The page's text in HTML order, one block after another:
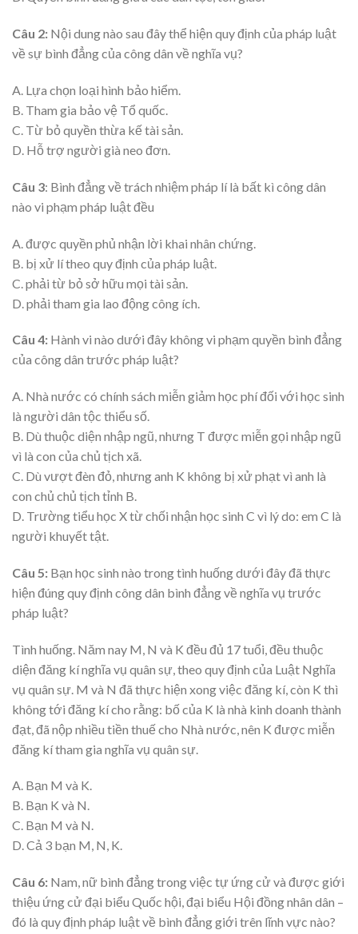
Câu 2: Nội dung nào sau đây thể hiện quy định của pháp luật
về sự bình đẳng của công dân về nghĩa vụ?
A. Lựa chọn loại hình bảo hiểm.
B. Tham gia bảo vệ Tổ quốc.
C. Từ bỏ quyền thừa kế tài sản.
D. Hỗ trợ người già neo đơn.
Câu 3: Bình đẳng về trách nhiệm pháp lí là bất kì công dân
nào vi phạm pháp luật đều
A. được quyền phủ nhận lời khai nhân chứng.
B. bị xử lí theo quy định của pháp luật.
C. phải từ bỏ sở hữu mọi tài sản.
D. phải tham gia lao động công ích.
Câu 4: Hành vi nào dưới đây không vi phạm quyền bình đẳng
của công dân trước pháp luật?
A. Nhà nước có chính sách miễn giảm học phí đối với học sinh
là người dân tộc thiểu số.
B. Dù thuộc diện nhập ngũ, nhưng T được miễn gọi nhập ngũ
vì là con của chủ tịch xã.
C. Dù vượt đèn đỏ, nhưng anh K không bị xử phạt vì anh là
con chủ chủ tịch tỉnh B.
D. Trường tiểu học X từ chối nhận học sinh C vì lý do: em C là
người khuyết tật.
Câu 5: Bạn học sinh nào trong tình huống dưới đây đã thực
hiện đúng quy định công dân bình đẳng về nghĩa vụ trước
pháp luật?
Tình huống. Năm nay M, N và K đều đủ 17 tuổi, đều thuộc
diện đăng kí nghĩa vụ quân sự, theo quy định của Luật Nghĩa
vụ quân sự. M và N đã thực hiện xong việc đăng kí, còn K thì
không tới đăng kí cho rằng: bố của K là nhà kinh doanh thành
đạt, đã nộp nhiều tiền thuế cho Nhà nước, nên K được miễn
đăng kí tham gia nghĩa vụ quân sự.
A. Bạn M và K.
B. Bạn K và N.
C. Bạn M và N.
D. Cả 3 bạn M, N, K.
Câu 6: Nam, nữ bình đẳng trong việc tự ứng cử và được giới
thiệu ứng cử đại biểu Quốc hội, đại biểu Hội đồng nhân dân –
đó là quy định pháp luật về bình đẳng giới trên lĩnh vực nào?